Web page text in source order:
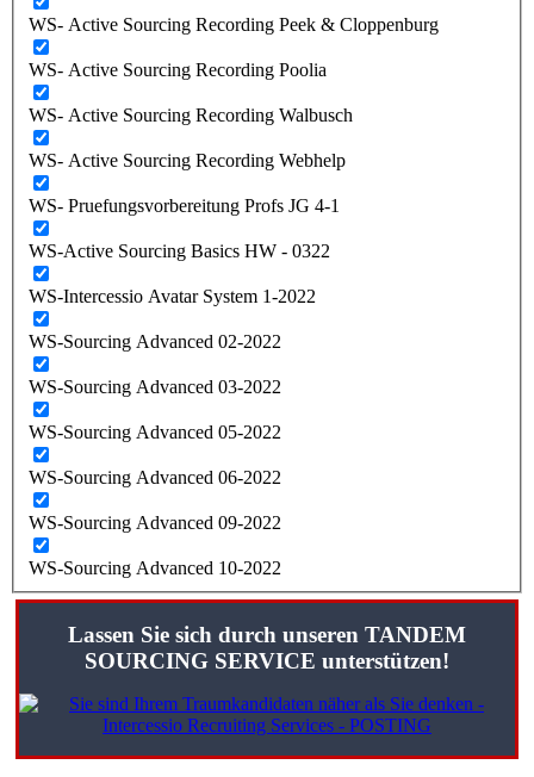
WS- Active Sourcing Recording Peek & Cloppenburg
WS- Active Sourcing Recording Poolia
WS- Active Sourcing Recording Walbusch
WS- Active Sourcing Recording Webhelp
WS- Pruefungsvorbereitung Profs JG 4-1
WS-Active Sourcing Basics HW - 0322
WS-Intercessio Avatar System 1-2022
WS-Sourcing Advanced 02-2022
WS-Sourcing Advanced 03-2022
WS-Sourcing Advanced 05-2022
WS-Sourcing Advanced 06-2022
WS-Sourcing Advanced 09-2022
WS-Sourcing Advanced 10-2022
Lassen Sie sich durch unseren TANDEM
SOURCING SERVICE unterstützen!